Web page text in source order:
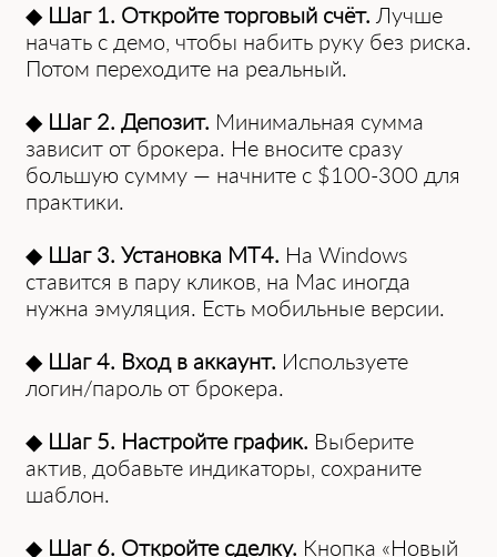
◆ Шаг 1. Откройте торговый счёт. Лучше
начать с демо, чтобы набить руку без риска.
Потом переходите на реальный.
◆ Шаг 2. Депозит. Минимальная ͏сумма͏
зависит от брокера. Не ͏вноси͏те сразу͏
большую сумму — ͏начните с $100-30͏0 для
практики.
◆ Шаг 3. Установка MT4. На Windows
ставится в пару кликов, на Mac иногда
нужна эмуляция. Есть мобильные версии.
◆ Шаг 4. Вход в аккаунт. Используете
логин/пароль от брокера.
◆ Шаг 5. Настройте график. Выберите
актив, добавьте индикаторы, сохраните
шаблон.
◆ Шаг 6. Откройте сделку. Кнопка «Новый